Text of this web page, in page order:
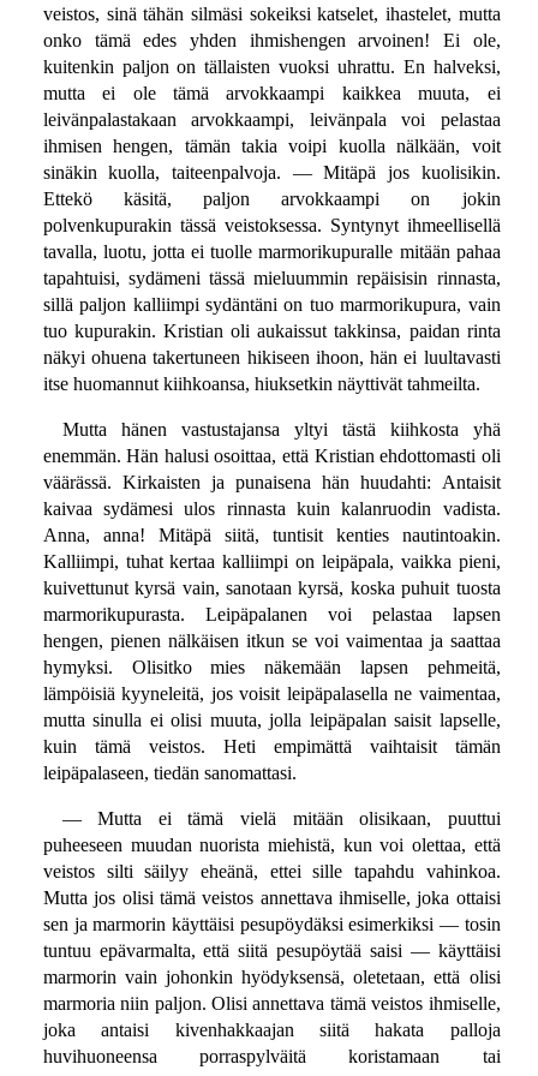
veistos, sinä tähän silmäsi sokeiksi katselet, ihastelet, mutta
onko tämä edes yhden ihmishengen arvoinen! Ei ole,
kuitenkin paljon on tällaisten vuoksi uhrattu. En halveksi,
mutta ei ole tämä arvokkaampi kaikkea muuta, ei
leivänpalastakaan arvokkaampi, leivänpala voi pelastaa
ihmisen hengen, tämän takia voipi kuolla nälkään, voit
sinäkin kuolla, taiteenpalvoja. — Mitäpä jos kuolisikin.
Ettekö käsitä, paljon arvokkaampi on jokin
polvenkupurakin tässä veistoksessa. Syntynyt ihmeellisellä
tavalla, luotu, jotta ei tuolle marmorikupuralle mitään pahaa
tapahtuisi, sydämeni tässä mieluummin repäisisin rinnasta,
sillä paljon kalliimpi sydäntäni on tuo marmorikupura, vain
tuo kupurakin. Kristian oli aukaissut takkinsa, paidan rinta
näkyi ohuena takertuneen hikiseen ihoon, hän ei luultavasti
itse huomannut kiihkoansa, hiuksetkin näyttivät tahmeilta.
Mutta hänen vastustajansa yltyi tästä kiihkosta yhä
enemmän. Hän halusi osoittaa, että Kristian ehdottomasti oli
väärässä. Kirkaisten ja punaisena hän huudahti: Antaisit
kaivaa sydämesi ulos rinnasta kuin kalanruodin vadista.
Anna, anna! Mitäpä siitä, tuntisit kenties nautintoakin.
Kalliimpi, tuhat kertaa kalliimpi on leipäpala, vaikka pieni,
kuivettunut kyrsä vain, sanotaan kyrsä, koska puhuit tuosta
marmorikupurasta. Leipäpalanen voi pelastaa lapsen
hengen, pienen nälkäisen itkun se voi vaimentaa ja saattaa
hymyksi. Olisitko mies näkemään lapsen pehmeitä,
lämpöisiä kyyneleitä, jos voisit leipäpalasella ne vaimentaa,
mutta sinulla ei olisi muuta, jolla leipäpalan saisit lapselle,
kuin tämä veistos. Heti empimättä vaihtaisit tämän
leipäpalaseen, tiedän sanomattasi.
— Mutta ei tämä vielä mitään olisikaan, puuttui
puheeseen muudan nuorista miehistä, kun voi olettaa, että
veistos silti säilyy eheänä, ettei sille tapahdu vahinkoa.
Mutta jos olisi tämä veistos annettava ihmiselle, joka ottaisi
sen ja marmorin käyttäisi pesupöydäksi esimerkiksi — tosin
tuntuu epävarmalta, että siitä pesupöytää saisi — käyttäisi
marmorin vain johonkin hyödyksensä, oletetaan, että olisi
marmoria niin paljon. Olisi annettava tämä veistos ihmiselle,
joka antaisi kivenhakkaajan siitä hakata palloja
huvihuoneensa porraspylväitä koristamaan tai